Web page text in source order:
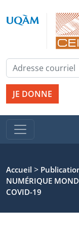
JE DONNE
Accueil >
NUMÉRIQUE
COVID-19